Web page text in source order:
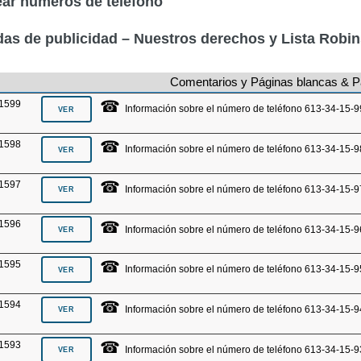
de publicidad – Nuestros derechos y Lista
Comentarios y Páginas blancas &
☎ Información sobre el número de teléfono 613-34-15-
☎ Información sobre el número de teléfono 613-34-15-
☎ Información sobre el número de teléfono 613-34-15-
☎ Información sobre el número de teléfono 613-34-15-
☎ Información sobre el número de teléfono 613-34-15-
☎ Información sobre el número de teléfono 613-34-15-
☎ Información sobre el número de teléfono 613-34-15-